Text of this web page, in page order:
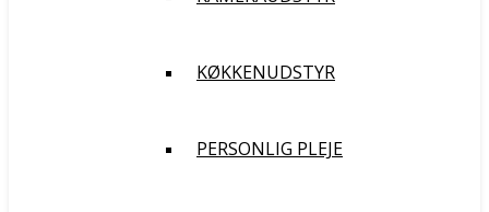
KØKKENUDSTYR
PERSONLIG PLEJE